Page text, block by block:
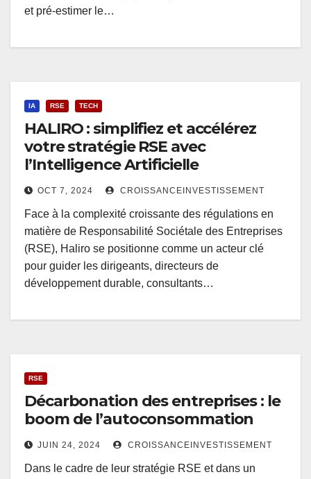
et pré-estimer le…
IA RSE TECH
HALIRO : simplifiez et accélérez
votre stratégie RSE avec
l’Intelligence Artificielle
OCT 7, 2024 CROISSANCEINVESTISSEMENT
Face à la complexité croissante des régulations en
matière de Responsabilité Sociétale des Entreprises
(RSE), Haliro se positionne comme un acteur clé
pour guider les dirigeants, directeurs de
développement durable, consultants…
RSE
Décarbonation des entreprises : le
boom de l’autoconsommation
JUIN 24, 2024 CROISSANCEINVESTISSEMENT
Dans le cadre de leur stratégie RSE et dans un